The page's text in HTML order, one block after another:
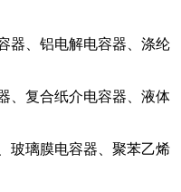
器、铝电解电容器、涤纶
、复合纸介电容器、液体
玻璃膜电容器、聚苯乙烯